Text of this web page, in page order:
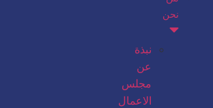
نحن
نبذة
عن
مجلس
الاعمال